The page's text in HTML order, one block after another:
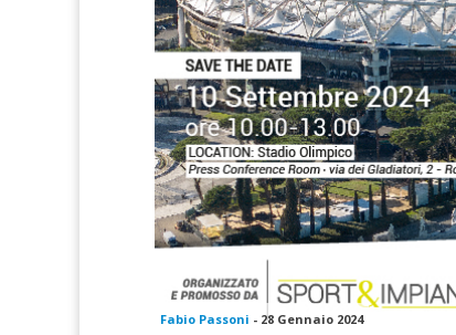
Fabio Passoni - 28 Gennaio 2024